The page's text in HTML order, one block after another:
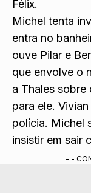
Félix.
Michel tenta
entra no
ouve Pilar e
que envolve o
a Thales sobre
para ele.
polícia. Michel
insistir em sair
- -